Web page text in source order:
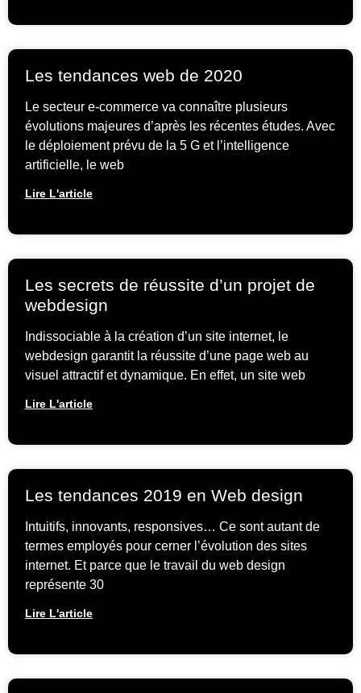
Les tendances web de 2020
Le secteur e-commerce va connaître plusieurs
évolutions majeures d’après les récentes études. Avec
le déploiement prévu de la 5 G et l’intelligence
artificielle, le web
Lire L'article
Les secrets de réussite d’un projet de
webdesign
Indissociable à la création d’un site internet, le
webdesign garantit la réussite d’une page web au
visuel attractif et dynamique. En effet, un site web
Lire L'article
Les tendances 2019 en Web design
Intuitifs, innovants, responsives… Ce sont autant de
termes employés pour cerner l’évolution des sites
internet. Et parce que le travail du web design
représente 30
Lire L'article